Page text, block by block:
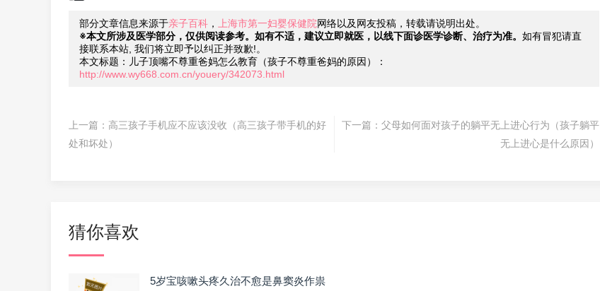
部分文章信息来源于亲子百科 ， 上海市第一妇婴保健院网络以及网友投稿，转载请说明出处。
※本文所涉及医学部分，仅供阅读参考。如有不适，建议立即就医，以线下面诊医学诊断、治疗为准。 如有冒犯请直
接联系本站, 我们将立即予以纠正并致歉!。
本文标题：儿子顶嘴不尊重爸妈怎么教育（孩子不尊重爸妈的原因）：
http://www.wy668.com.cn/youery/342073.html
上一篇： 高三孩子手机应不应该没收（高三孩子带手机的好
处和坏处）
下一篇： 父母如何面对孩子的躺平无上进心行为（孩子躺平
无上进心是什么原因）
猜你喜欢
5岁宝咳嗽头疼久治不愈是鼻窦炎作祟